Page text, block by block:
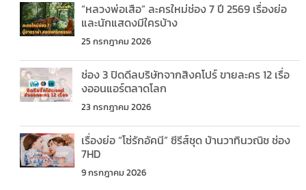
“หลวงพ่อเสือ” ละครใหม่ช่อง 7 ปี 2569 เรื่องย่อ
และนักแสดงมีใครบ้าง
25 กรกฎาคม 2026
ช่อง 3 ปิดดีลบริษัทจากสิงคโปร์ ขายละคร 12 เรื่อ
งออนแอร์ตลาดโลก
23 กรกฎาคม 2026
เรื่องย่อ “โซ่รักอัคนี” ซีรีส์ชุด บ้านวาทินวณิช ช่อง
7HD
9 กรกฎาคม 2026